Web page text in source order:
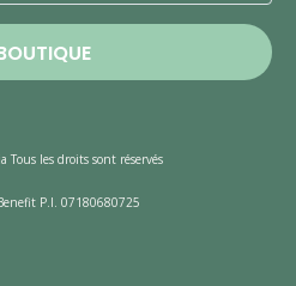
les droits sont réservés
P.I. 07180680725